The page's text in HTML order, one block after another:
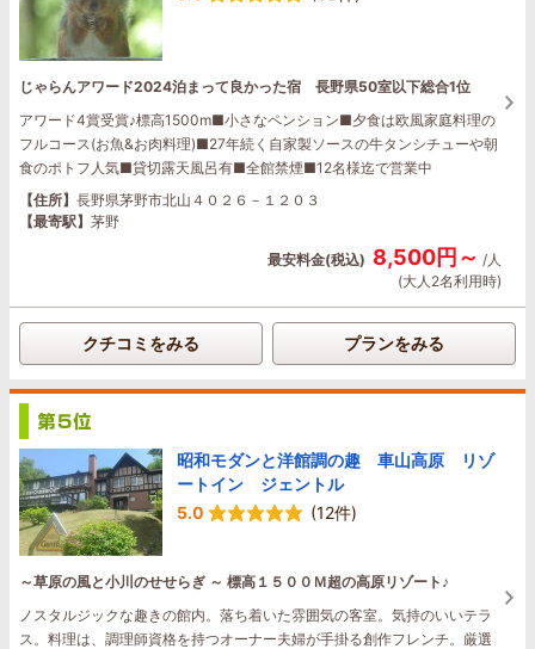
じゃらんアワード2024泊まって良かった宿 長野県50室以下総合1位
アワード4賞受賞♪標高1500m■小さなペンション■夕食は欧風家庭料理の
フルコース(お魚&お肉料理)■27年続く自家製ソースの牛タンシチューや朝
食のポトフ人気■貸切露天風呂有■全館禁煙■12名様迄で営業中
【住所】 長野県茅野市北山４０２６－１２０３
【最寄駅】 茅野
最安料金(税込) 8,500円～ /人
(大人2名利用時)
クチコミをみる プランをみる
昭和モダンと洋館調の趣 車山高原 リゾ
ートイン ジェントル
5.0
(12件)
～草原の風と小川のせせらぎ ～ 標高１５００Ｍ超の高原リゾート♪
ノスタルジックな趣きの館内。落ち着いた雰囲気の客室。気持のいいテラ
ス。料理は、調理師資格を持つオーナー夫婦が手掛る創作フレンチ。厳選